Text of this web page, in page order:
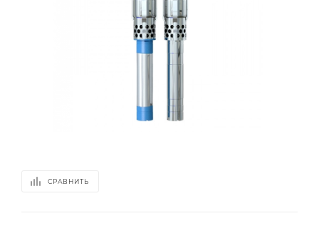
СРАВНИТЬ